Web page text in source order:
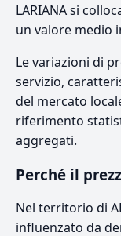
LARIANA si
un valore medio
Le variazioni di
servizio,
del mercato
riferimento
aggregati.
Perché il
Nel territorio di
influenzato da